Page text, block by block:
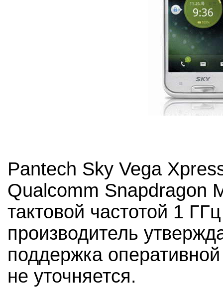
Pantech Sky Vega
Qualcomm Snapdragon
тактовой частотой 1
производитель
поддержка
не уточняется.